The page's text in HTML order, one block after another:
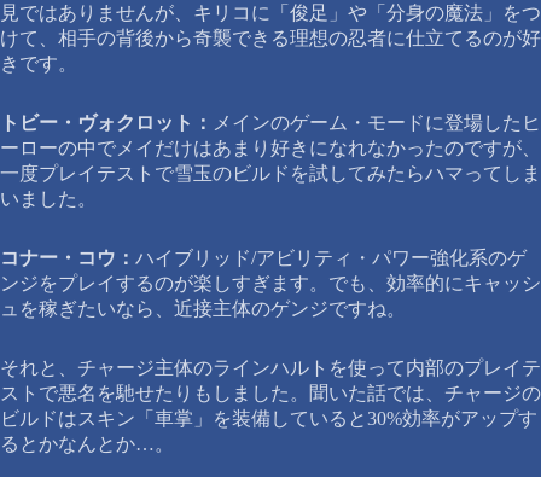
見ではありませんが、キリコに「俊足」や「分身の魔法」をつ
けて、相手の背後から奇襲できる理想の忍者に仕立てるのが好
きです。
トビー・ヴォクロット： メインのゲーム・モードに登場したヒ
ーローの中でメイだけはあまり好きになれなかったのですが、
一度プレイテストで雪玉のビルドを試してみたらハマってしま
いました。
コナー・コウ： ハイブリッド/アビリティ・パワー強化系のゲ
ンジをプレイするのが楽しすぎます。でも、効率的にキャッシ
ュを稼ぎたいなら、近接主体のゲンジですね。
それと、チャージ主体のラインハルトを使って内部のプレイテ
ストで悪名を馳せたりもしました。聞いた話では、チャージの
ビルドはスキン「車掌」を装備していると30%効率がアップす
るとかなんとか…。